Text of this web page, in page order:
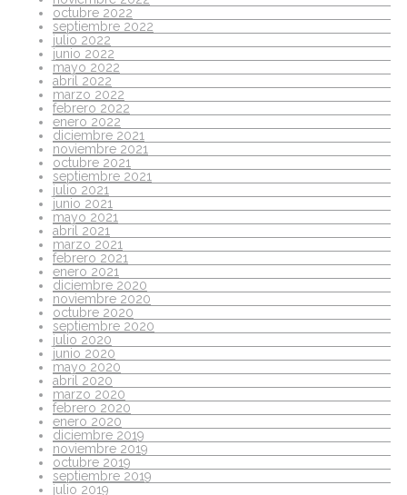
octubre 2022
septiembre 2022
julio 2022
junio 2022
mayo 2022
abril 2022
marzo 2022
febrero 2022
enero 2022
diciembre 2021
noviembre 2021
octubre 2021
septiembre 2021
julio 2021
junio 2021
mayo 2021
abril 2021
marzo 2021
febrero 2021
enero 2021
diciembre 2020
noviembre 2020
octubre 2020
septiembre 2020
julio 2020
junio 2020
mayo 2020
abril 2020
marzo 2020
febrero 2020
enero 2020
diciembre 2019
noviembre 2019
octubre 2019
septiembre 2019
julio 2019